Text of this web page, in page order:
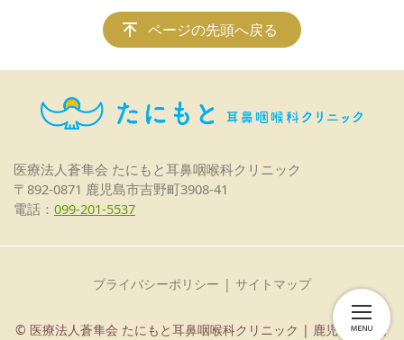
ページの先頭へ戻る
医療法人蒼隼会 たにもと耳鼻咽喉科クリニック
〒892-0871 鹿児島市吉野町3908-41
電話： 099-201-5537
プライバシーポリシー サイトマップ
© 医療法人蒼隼会 たにもと耳鼻咽喉科クリニック | 鹿児島市吉野